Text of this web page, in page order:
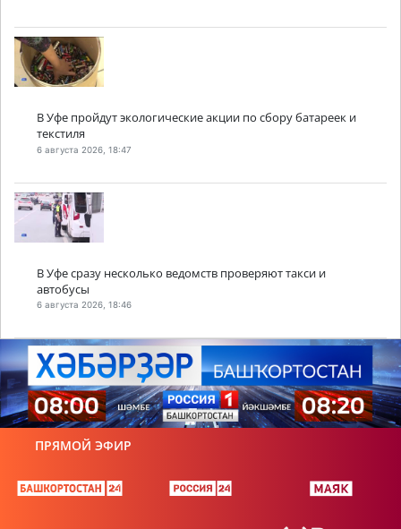
В Уфе пройдут экологические акции по сбору батареек и
текстиля
6 августа 2026, 18:47
В Уфе сразу несколько ведомств проверяют такси и
автобусы
6 августа 2026, 18:46
ПРЯМОЙ ЭФИР